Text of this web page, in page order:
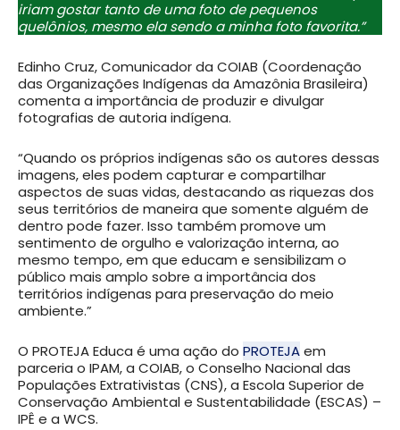
iriam gostar tanto de uma foto de pequenos
quelônios, mesmo ela sendo a minha foto favorita.”
Edinho Cruz, Comunicador da COIAB (Coordenação
das Organizações Indígenas da Amazônia Brasileira)
comenta a importância de produzir e divulgar
fotografias de autoria indígena.
“Quando os próprios indígenas são os autores dessas
imagens, eles podem capturar e compartilhar
aspectos de suas vidas, destacando as riquezas dos
seus territórios de maneira que somente alguém de
dentro pode fazer. Isso também promove um
sentimento de orgulho e valorização interna, ao
mesmo tempo, em que educam e sensibilizam o
público mais amplo sobre a importância dos
territórios indígenas para preservação do meio
ambiente.”
O PROTEJA Educa é uma ação do PROTEJAem
parceria o IPAM, a COIAB, o Conselho Nacional das
Populações Extrativistas (CNS), a Escola Superior de
Conservação Ambiental e Sustentabilidade (ESCAS) –
IPÊ e a WCS.